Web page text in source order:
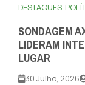
DESTAQUES
SONDAGEM
LIDERAM
LUGAR
30 Julho, 2026